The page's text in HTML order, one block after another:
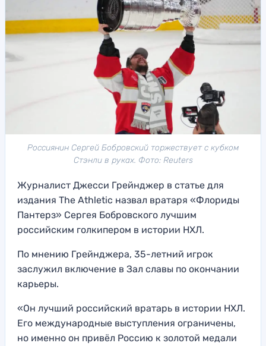
Россиянин Сергей Бобровский торжествует с кубком
Стэнли в руках. Фото: Reuters
Журналист Джесси Грейнджер в статье для
издания The Athletic назвал вратаря «Флориды
Пантерз» Сергея Бобровского лучшим
российским голкипером в истории НХЛ.
По мнению Грейнджера, 35-летний игрок
заслужил включение в Зал славы по окончании
карьеры.
«Он лучший российский вратарь в истории НХЛ.
Его международные выступления ограничены,
но именно он привёл Россию к золотой медали